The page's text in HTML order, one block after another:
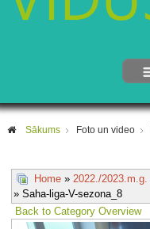
Sākums Foto un video
Home» 2022./2023.m.g.
» Saha-liga-V-sezona_8
Back to Category Overview